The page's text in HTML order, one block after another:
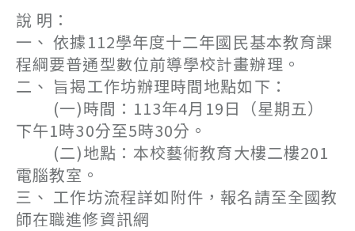
說 明：
一、 依據112學年度十二年國民基本教育課
程綱要普通型數位前導學校計畫辦理。
二、 旨揭工作坊辦理時間地點如下：
(一)時間：113年4月19日（星期五）
下午1時30分至5時30分。
(二)地點：本校藝術教育大樓二樓201
電腦教室。
三、 工作坊流程詳如附件，報名請至全國教
師在職進修資訊網